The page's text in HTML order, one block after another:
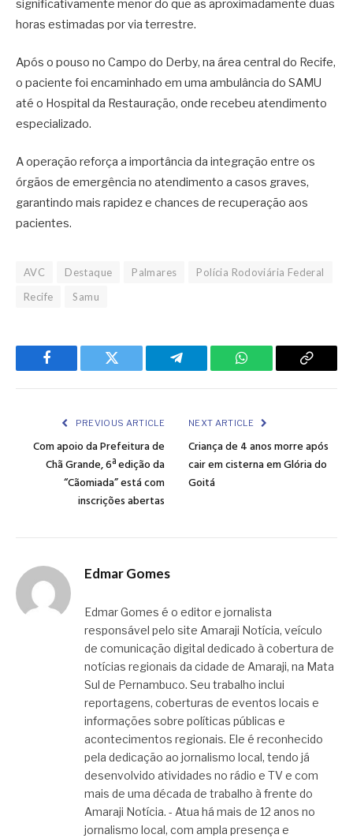
significativamente menor do que as aproximadamente duas
horas estimadas por via terrestre.
Após o pouso no Campo do Derby, na área central do Recife,
o paciente foi encaminhado em uma ambulância do SAMU
até o Hospital da Restauração, onde recebeu atendimento
especializado.
A operação reforça a importância da integração entre os
órgãos de emergência no atendimento a casos graves,
garantindo mais rapidez e chances de recuperação aos
pacientes.
AVC Destaque Palmares
Polícia Rodoviária Federal
Recife
Samu
Facebook Twitter Telegram WhatsApp Copy
PREVIOUS ARTICLE
Com apoio da Prefeitura de
Chã Grande, 6ª edição da
“Cãomiada” está com
inscrições abertas
NEXT ARTICLE
Criança de 4 anos morre após
cair em cisterna em Glória do
Goitá
Edmar Gomes
Edmar Gomes é o editor e jornalista
responsável pelo site Amaraji Notícia, veículo
de comunicação digital dedicado à cobertura de
notícias regionais da cidade de Amaraji, na Mata
Sul de Pernambuco. Seu trabalho inclui
reportagens, coberturas de eventos locais e
informações sobre políticas públicas e
acontecimentos regionais. Ele é reconhecido
pela dedicação ao jornalismo local, tendo já
desenvolvido atividades no rádio e TV e com
mais de uma década de trabalho à frente do
Amaraji Notícia. - Atua há mais de 12 anos no
jornalismo local, com ampla presença e